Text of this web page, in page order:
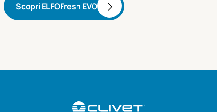
Scopri ELFOFresh EVO